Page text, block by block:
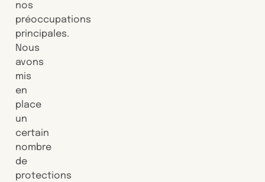
nos
préoccupations
principales.
Nous
avons
mis
en
place
un
certain
nombre
de
protections